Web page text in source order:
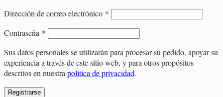
Dirección de correo electrónico * Obligatorio
Contraseña * Obligatorio
Sus datos personales se utilizarán para procesar su pedido, apoyar su
experiencia a través de este sitio web, y para otros propósitos
descritos en nuestrapolítica de privacidad.
Registrarse